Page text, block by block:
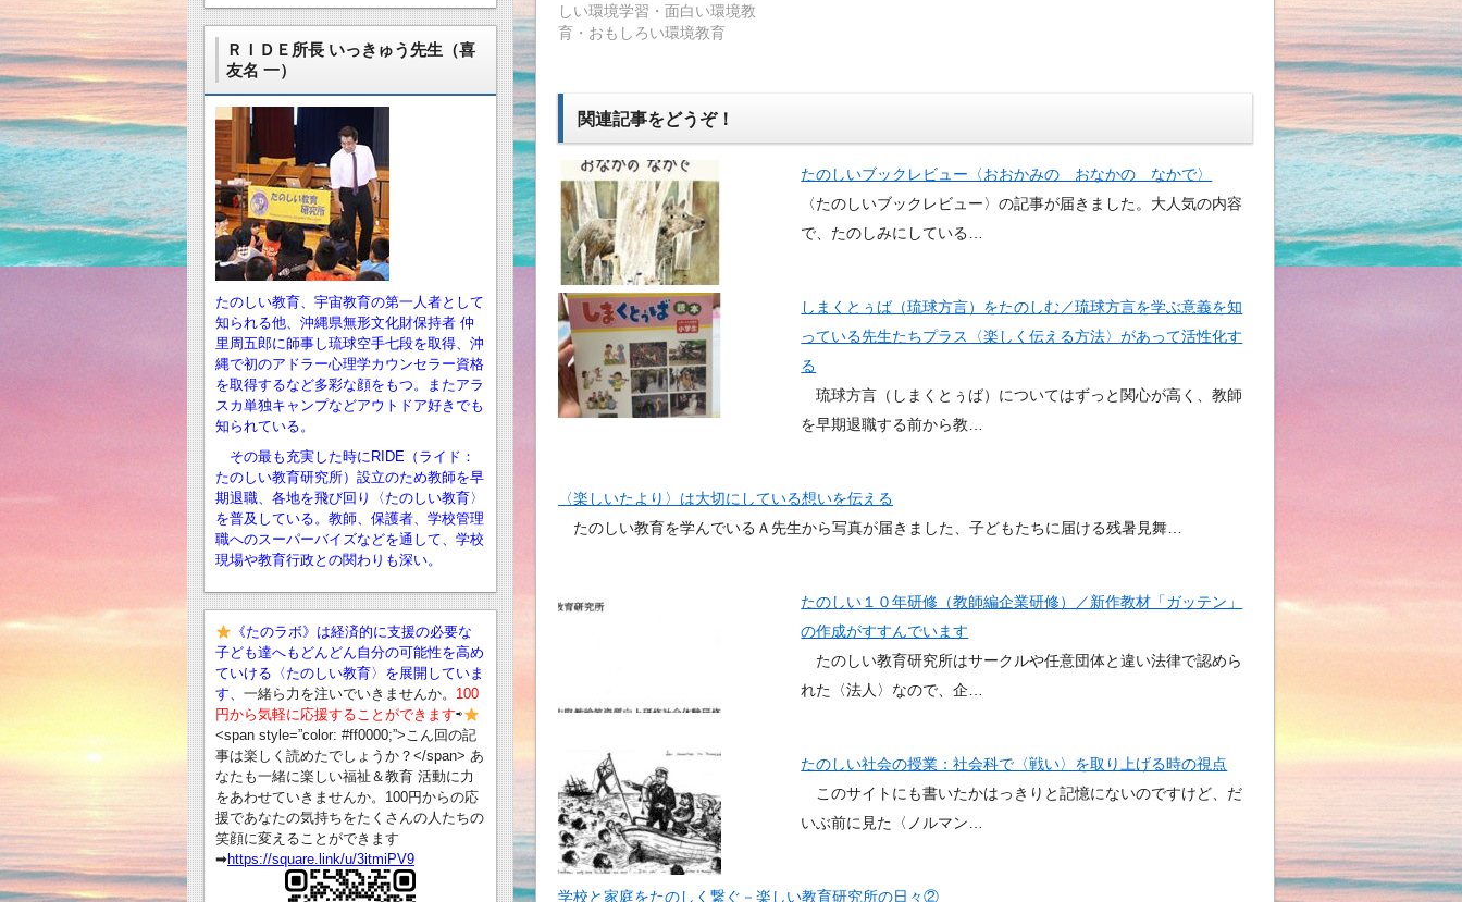
しい環境学習・面白い環境教
育・おもしろい環境教育
関連記事をどうぞ！
たのしいブックレビュー〈おおかみの おなかの なかで〉
〈たのしいブックレビュー〉の記事が届きました。大人気の内容
で、たのしみにしている…
しまくとぅば（琉球方言）をたのしむ／琉球方言を学ぶ意義を知
っている先生たちプラス〈楽しく伝える方法〉があって活性化す
る
琉球方言（しまくとぅば）についてはずっと関心が高く、教師
を早期退職する前から教…
〈楽しいたより〉は大切にしている想いを伝える
たのしい教育を学んでいるＡ先生から写真が届きました、子どもたちに届ける残暑見舞…
たのしい１０年研修（教師編企業研修）／新作教材「ガッテン」
の作成がすすんでいます
たのしい教育研究所はサークルや任意団体と違い法律で認めら
れた〈法人〉なので、企…
たのしい社会の授業：社会科で〈戦い〉を取り上げる時の視点
このサイトにも書いたかはっきりと記憶にないのですけど、だ
いぶ前に見た〈ノルマン…
学校と家庭をたのしく繋ぐ－楽しい教育研究所の日々②
ＲＩＤＥ所長 いっきゅう先生（喜
友名 一）
たのしい教育、宇宙教育の第一人者として
知られる他、沖縄県無形文化財保持者 仲
里周五郎に師事し琉球空手七段を取得、沖
縄で初のアドラー心理学カウンセラー資格
を取得するなど多彩な顔をもつ。またアラ
スカ単独キャンプなどアウトドア好きでも
知られている。
その最も充実した時にRIDE（ライド：
たのしい教育研究所）設立のため教師を早
期退職、 各地を飛び回り〈たのしい教育〉
を普及している。教師、保護者、学校管理
職へのスーパーバイズなどを通して、学校
現場や教育行政との関わりも深い。
《たのラボ》は経済的に支援の必要な
子ども達へもどんどん自分の可能性を高め
ていける〈たのしい教育〉を展開していま
す、一緒ら力を注いでいきませんか。 100
円から気軽に応援することができます⇨
<span style=”color: #ff0000;”>こん回の記
事は楽しく読めたでしょうか？</span> あ
なたも一緒に楽しい福祉＆教育 活動に力
をあわせていきませんか。100円からの応
援であなたの気持ちをたくさんの人たちの
笑顔に変えることができます
➡︎https://square.link/u/3itmiPV9